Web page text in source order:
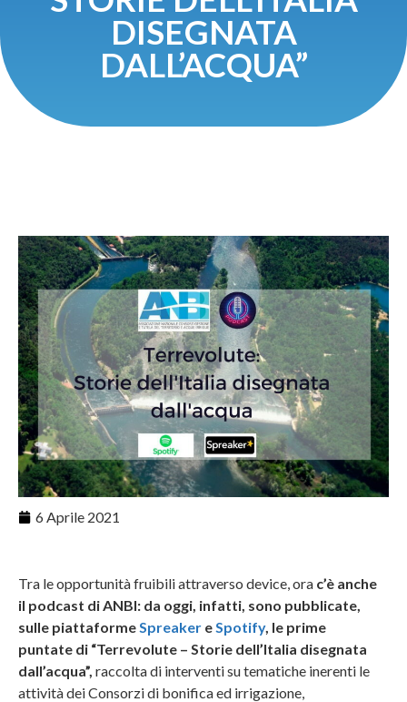
DISEGNATA
DALL’ACQUA”
6 Aprile 2021
Tra le opportunità fruibili attraverso device, ora c’è anche
il podcast di ANBI: da oggi, infatti, sono pubblicate,
sulle piattaforme Spreaker e Spotify, le prime
puntate di “Terrevolute – Storie dell’Italia disegnata
dall’acqua”, raccolta di interventi su tematiche inerenti le
attività dei Consorzi di bonifica ed irrigazione,